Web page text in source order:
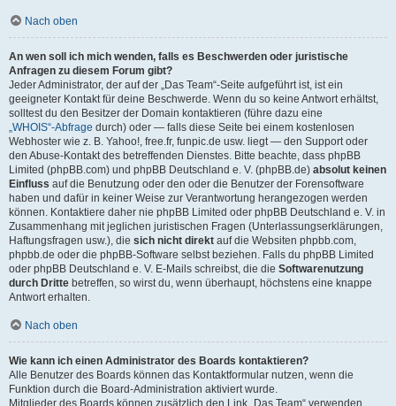
Nach oben
An wen soll ich mich wenden, falls es Beschwerden oder juristische
Anfragen zu diesem Forum gibt?
Jeder Administrator, der auf der „Das Team“-Seite aufgeführt ist, ist ein
geeigneter Kontakt für deine Beschwerde. Wenn du so keine Antwort erhältst,
solltest du den Besitzer der Domain kontaktieren (führe dazu eine
„WHOIS“-Abfrage durch) oder — falls diese Seite bei einem kostenlosen
Webhoster wie z. B. Yahoo!, free.fr, funpic.de usw. liegt — den Support oder
den Abuse-Kontakt des betreffenden Dienstes. Bitte beachte, dass phpBB
Limited (phpBB.com) und phpBB Deutschland e. V. (phpBB.de) absolut keinen
Einfluss auf die Benutzung oder den oder die Benutzer der Forensoftware
haben und dafür in keiner Weise zur Verantwortung herangezogen werden
können. Kontaktiere daher nie phpBB Limited oder phpBB Deutschland e. V. in
Zusammenhang mit jeglichen juristischen Fragen (Unterlassungserklärungen,
Haftungsfragen usw.), die sich nicht direkt auf die Websiten phpbb.com,
phpbb.de oder die phpBB-Software selbst beziehen. Falls du phpBB Limited
oder phpBB Deutschland e. V. E-Mails schreibst, die die Softwarenutzung
durch Dritte betreffen, so wirst du, wenn überhaupt, höchstens eine knappe
Antwort erhalten.
Nach oben
Wie kann ich einen Administrator des Boards kontaktieren?
Alle Benutzer des Boards können das Kontaktformular nutzen, wenn die
Funktion durch die Board-Administration aktiviert wurde.
Mitglieder des Boards können zusätzlich den Link „Das Team“ verwenden.